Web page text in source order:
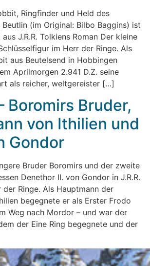
Ringfinder und Held des
Beutlin (im Original: Bilbo Baggins) ist
J.R.R. Tolkiens Roman Der kleine
im Herr der Ringe. Als
aus Beutelsend in Hobbingen
Aprilmorgen 2.941 D.Z. seine
als reicher, weltgereister […]
Boromirs Bruder,
von Ithilien und
Gondor
Bruder Boromirs und der zweite
Denethor II. von Gondor in J.R.R.
der Ringe. Als Hauptmann der
begegnete er als Erster Frodo
Weg nach Mordor – und war der
der Eine Ring begegnete und der